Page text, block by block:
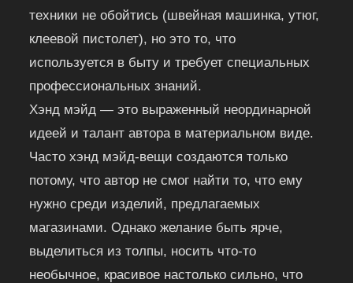
техники не обойтись (швейная машинка, утюг,
клеевой пистолет), но это то, что
используется в быту и требует специальных
профессиональных знаний.
Хэнд мэйд — это выраженный неординарной
идеей и талант автора в материальном виде.
Часто хэнд мэйд-вещи создаются только
потому, что автор не смог найти то, что ему
нужно среди изделий, предлагаемых
магазинами. Однако желание быть ярче,
выделиться из толпы, носить что-то
необычное, красивое настолько сильно, что